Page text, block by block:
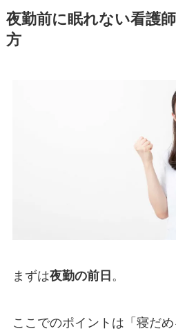
夜勤前に眠れない看護
方
まずは夜勤の前日 。
ここでのポイントは「寝だめ